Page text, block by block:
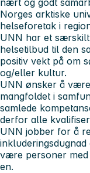
Norges arktiske
helseforetak i
UNN har et
helsetilbud til den
positiv vekt på om
og/eller kultur.
UNN ønsker å
mangfoldet i
samlede
derfor alle
UNN jobber for å
være personer
en.